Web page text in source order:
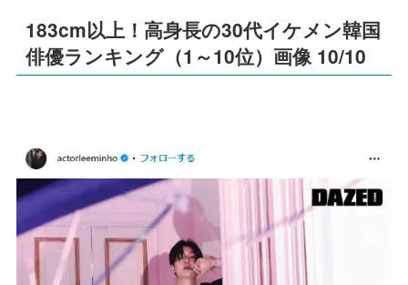
183cm以上！高身長の30代イケメン韓国
俳優ランキング（1～10位）画像 10/10